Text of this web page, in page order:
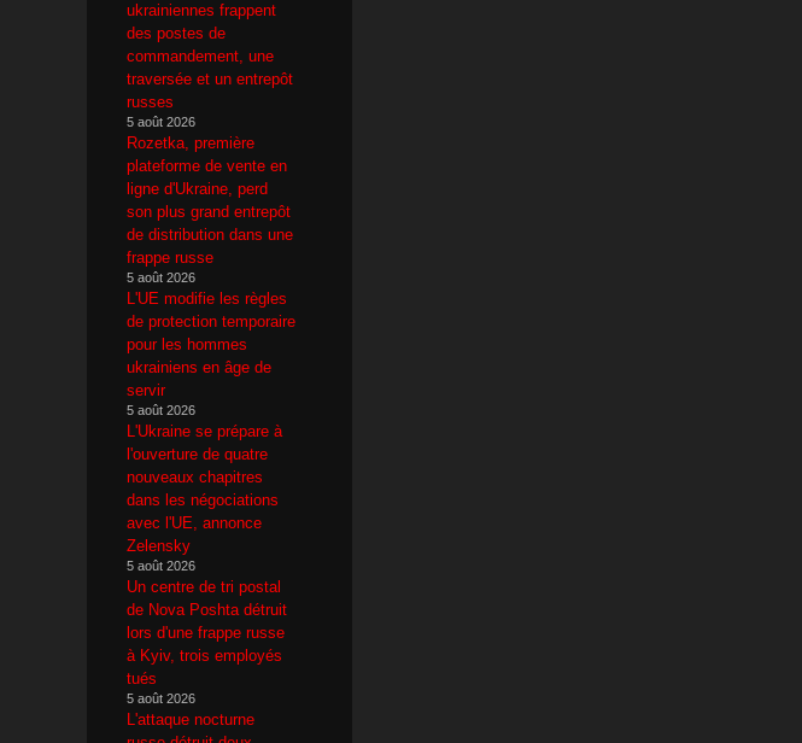
ukrainiennes frappent
des postes de
commandement, une
traversée et un entrepôt
russes
5 août 2026
Rozetka, première
plateforme de vente en
ligne d'Ukraine, perd
son plus grand entrepôt
de distribution dans une
frappe russe
5 août 2026
L'UE modifie les règles
de protection temporaire
pour les hommes
ukrainiens en âge de
servir
5 août 2026
L'Ukraine se prépare à
l'ouverture de quatre
nouveaux chapitres
dans les négociations
avec l'UE, annonce
Zelensky
5 août 2026
Un centre de tri postal
de Nova Poshta détruit
lors d'une frappe russe
à Kyiv, trois employés
tués
5 août 2026
L'attaque nocturne